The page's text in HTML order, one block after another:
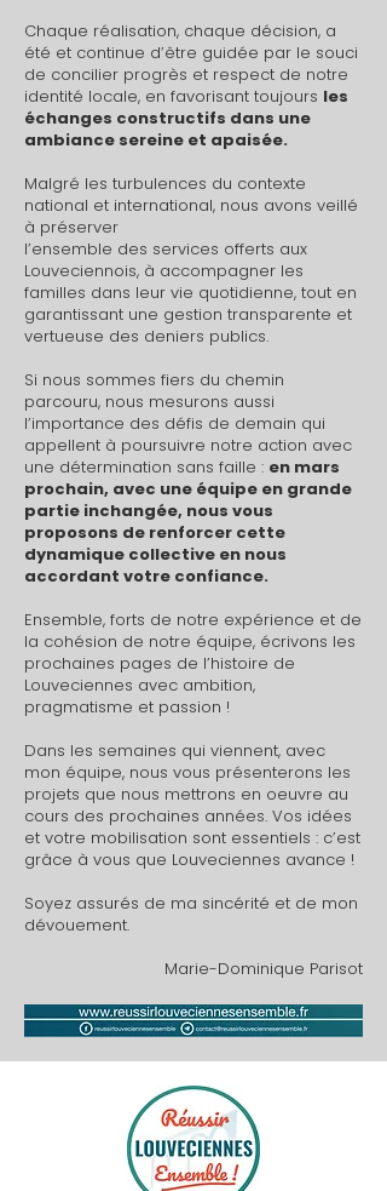
Chaque réalisation, chaque décision, a
été et continue d’être guidée par le souci
de concilier progrès et respect de notre
identité locale, en favorisant toujours les
échanges constructifs dans une
ambiance sereine et apaisée.
Malgré les turbulences du contexte
national et international, nous avons veillé
à préserver
l’ensemble des services offerts aux
Louveciennois, à accompagner les
familles dans leur vie quotidienne, tout en
garantissant une gestion transparente et
vertueuse des deniers publics.
Si nous sommes fiers du chemin
parcouru, nous mesurons aussi
l’importance des défis de demain qui
appellent à poursuivre notre action avec
une détermination sans faille : en mars
prochain, avec une équipe en grande
partie inchangée, nous vous
proposons de renforcer cette
dynamique collective en nous
accordant votre confiance.
Ensemble, forts de notre expérience et de
la cohésion de notre équipe, écrivons les
prochaines pages de l’histoire de
Louveciennes avec ambition,
pragmatisme et passion !
Dans les semaines qui viennent, avec
mon équipe, nous vous présenterons les
projets que nous mettrons en oeuvre au
cours des prochaines années. Vos idées
et votre mobilisation sont essentiels : c’est
grâce à vous que Louveciennes avance !
Soyez assurés de ma sincérité et de mon
dévouement.
Marie-Dominique Parisot